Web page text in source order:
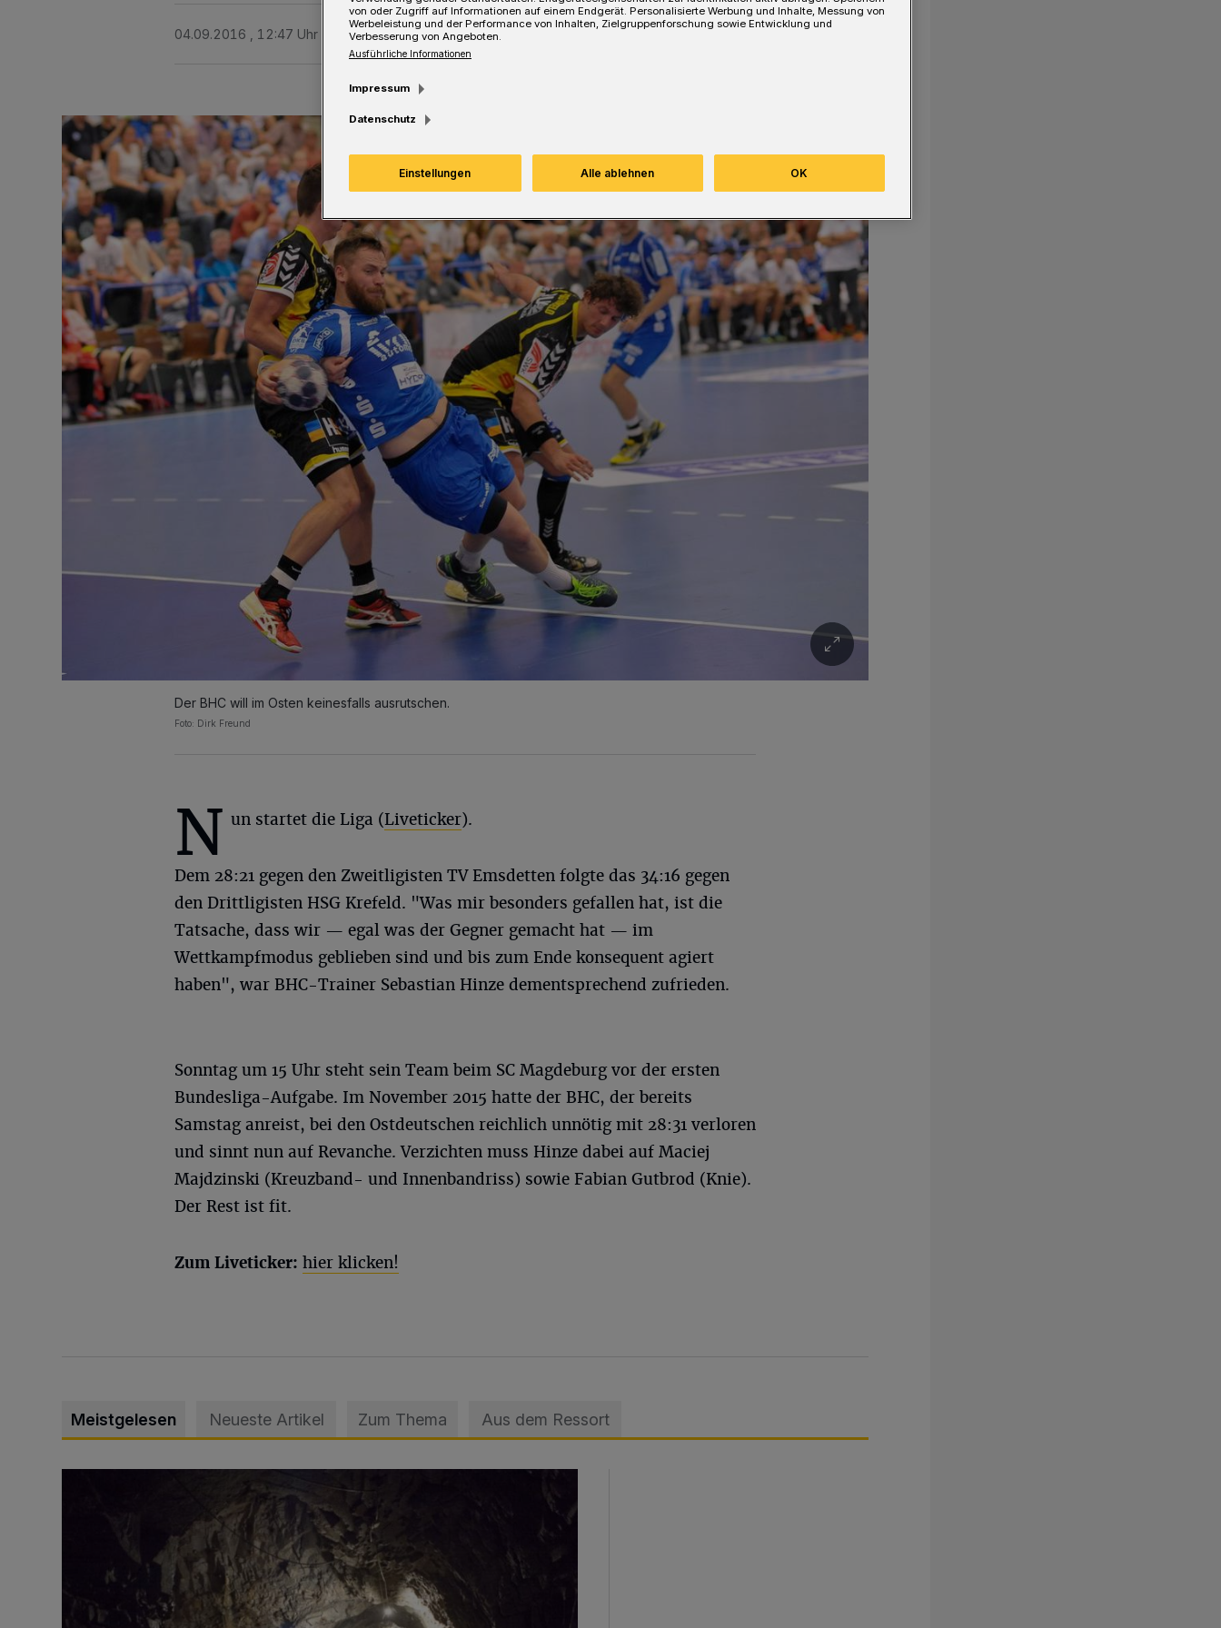
04.09.2016 , 12:47 Uhr Eine Minute Lesezeit
Der BHC will im Osten keinesfalls ausrutschen.
Foto: Dirk Freund
N un startet die Liga (Liveticker).
Dem 28:21 gegen den Zweitligisten TV Emsdetten folgte das 34:16 gegen
den Drittligisten HSG Krefeld. "Was mir besonders gefallen hat, ist die
Tatsache, dass wir — egal was der Gegner gemacht hat — im
Wettkampfmodus geblieben sind und bis zum Ende konsequent agiert
haben", war BHC-Trainer Sebastian Hinze dementsprechend zufrieden.
Sonntag um 15 Uhr steht sein Team beim SC Magdeburg vor der ersten
Bundesliga-Aufgabe. Im November 2015 hatte der BHC, der bereits
Samstag anreist, bei den Ostdeutschen reichlich unnötig mit 28:31 verloren
und sinnt nun auf Revanche. Verzichten muss Hinze dabei auf Maciej
Majdzinski (Kreuzband- und Innenbandriss) sowie Fabian Gutbrod (Knie).
Der Rest ist fit.
Zum Liveticker: hier klicken!
Meistgelesen Neueste Artikel Zum Thema Aus dem Ressort
von oder Zugriff auf Informationen auf einem Endgerät. Personalisierte Werbung und Inhalte, Messung von
Werbeleistung und der Performance von Inhalten, Zielgruppenforschung sowie Entwicklung und
Verbesserung von Angeboten.
Ausführliche Informationen
Impressum
Datenschutz
Einstellungen Alle ablehnen OK